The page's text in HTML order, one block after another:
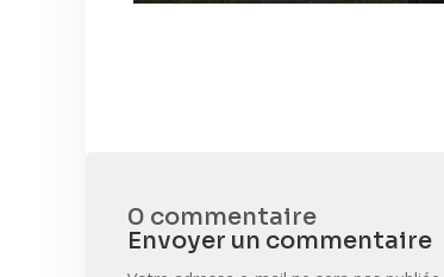
0 commentaire
Envoyer un commentaire